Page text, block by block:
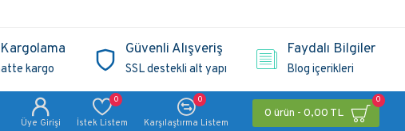
Kargolama
kargo
Güvenli Alışveriş
SSL destekli alt yapı
Faydalı Bilgiler
Blog içerikleri
Üye Girişi İstek Listem
0
Karşılaştırma Listem
0
0 ürün - 0,00 TL
0